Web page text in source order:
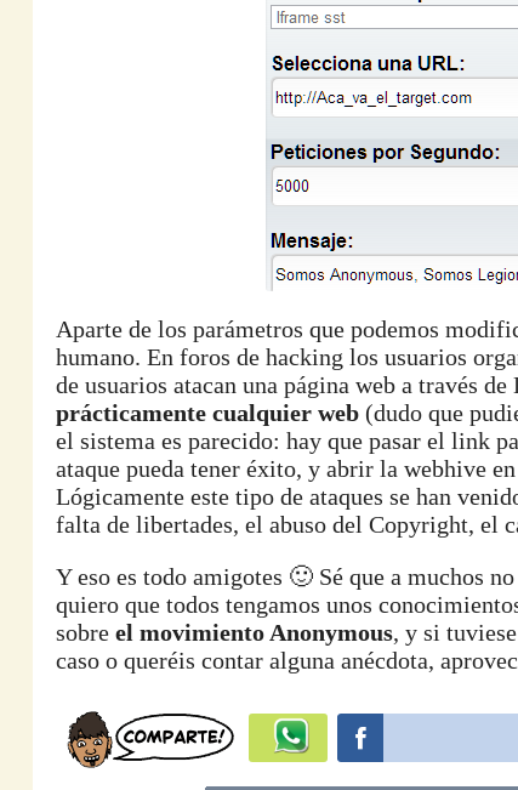
Aparte de los parámetros que podemos
humano. En foros de hacking los usuarios
de usuarios atacan una página web a través
prácticamente cualquier web (dudo que
el sistema es parecido: hay que pasar el link
ataque pueda tener éxito, y abrir la webhive
Lógicamente este tipo de ataques se han
falta de libertades, el abuso del Copyright, el
Y eso es todo amigotes 🙂 Sé que a muchos
quiero que todos tengamos unos
sobre el movimiento Anonymous, y si
caso o queréis contar alguna anécdota,